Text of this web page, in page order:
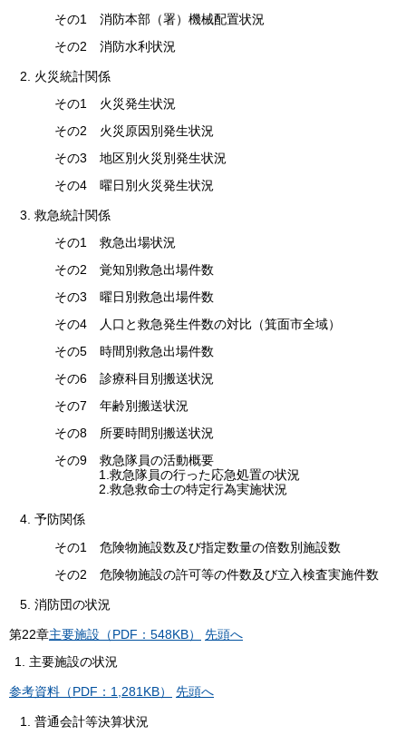
その1 消防本部（署）機械配置状況
その2 消防水利状況
2. 火災統計関係
その1 火災発生状況
その2 火災原因別発生状況
その3 地区別火災別発生状況
その4 曜日別火災発生状況
3. 救急統計関係
その1 救急出場状況
その2 覚知別救急出場件数
その3 曜日別救急出場件数
その4 人口と救急発生件数の対比（箕面市全域）
その5 時間別救急出場件数
その6 診療科目別搬送状況
その7 年齢別搬送状況
その8 所要時間別搬送状況
その9 救急隊員の活動概要
1.救急隊員の行った応急処置の状況
2.救急救命士の特定行為実施状況
4. 予防関係
その1 危険物施設数及び指定数量の倍数別施設数
その2 危険物施設の許可等の件数及び立入検査実施件数
5. 消防団の状況
第22章主要施設（PDF：548KB）
先頭へ
主要施設の状況
参考資料（PDF：1,281KB） 先頭へ
1. 普通会計等決算状況